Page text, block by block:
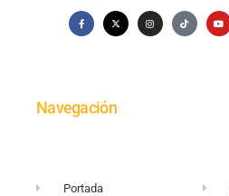
Navegación
Portada